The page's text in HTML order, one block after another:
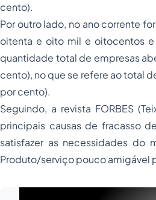
cento).
Por outro lado, no ano corrente
oitenta e oito mil e oitocentos
quantidade total de empresas
cento), no que se refere ao total
por cento).
Seguindo, a revista FORBES
principais causas de fracasso
satisfazer as necessidades do
Produto/serviço pouco amigável